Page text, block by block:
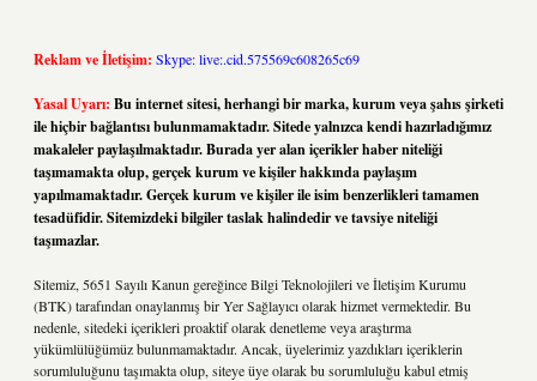
Reklam ve İletişim: Skype: live:.cid.575569c608265c69
Yasal Uyarı: Bu internet sitesi, herhangi bir marka, kurum veya şahıs şirketi
ile hiçbir bağlantısı bulunmamaktadır. Sitede yalnızca kendi hazırladığımız
makaleler paylaşılmaktadır. Burada yer alan içerikler haber niteliği
taşımamakta olup, gerçek kurum ve kişiler hakkında paylaşım
yapılmamaktadır. Gerçek kurum ve kişiler ile isim benzerlikleri tamamen
tesadüfidir. Sitemizdeki bilgiler taslak halindedir ve tavsiye niteliği
taşımazlar.
Sitemiz, 5651 Sayılı Kanun gereğince Bilgi Teknolojileri ve İletişim Kurumu
(BTK) tarafından onaylanmış bir Yer Sağlayıcı olarak hizmet vermektedir. Bu
nedenle, sitedeki içerikleri proaktif olarak denetleme veya araştırma
yükümlülüğümüz bulunmamaktadır. Ancak, üyelerimiz yazdıkları içeriklerin
sorumluluğunu taşımakta olup, siteye üye olarak bu sorumluluğu kabul etmiş